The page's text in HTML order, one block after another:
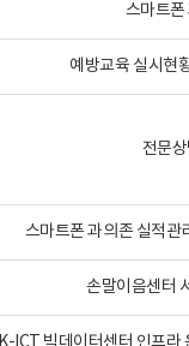
스마트폰
예방교육 실시현
전문
스마트폰 과의존 실적관
손말이음센터